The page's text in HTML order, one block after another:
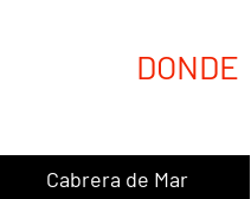
DONDE
Cabrera de Mar